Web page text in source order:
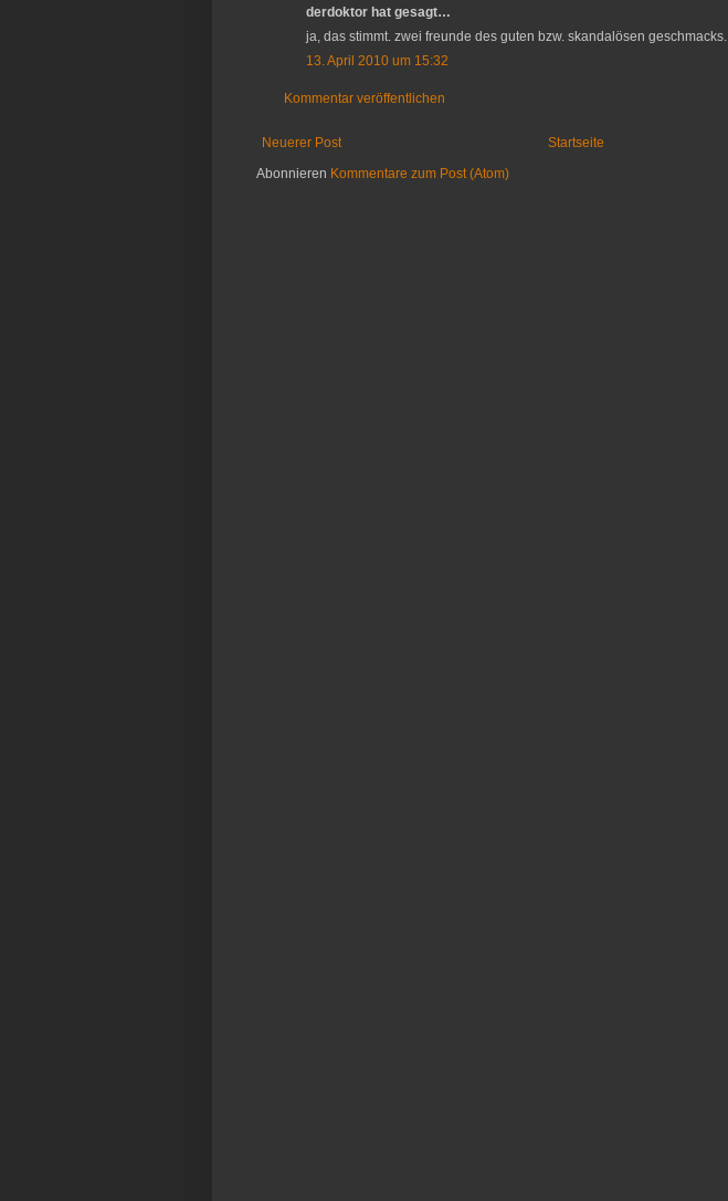
derdoktor hat gesagt…
ja, das stimmt. zwei freunde des guten bzw. skandalösen geschmacks.
13. April 2010 um 15:32
Kommentar veröffentlichen
Neuerer Post
Startseite
Abonnieren Kommentare zum Post (Atom)